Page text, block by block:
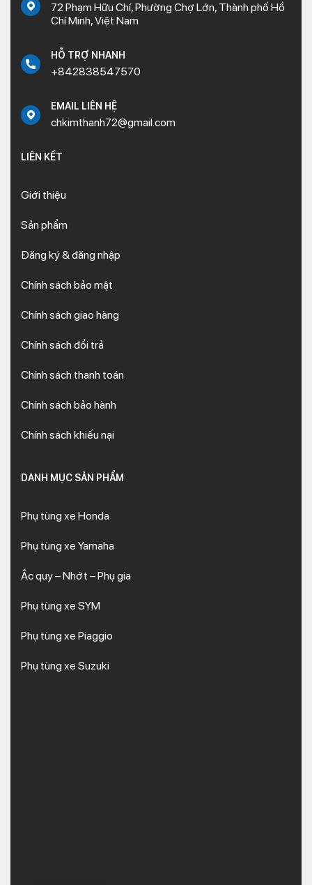
72 Phạm Hữu Chí, Phường Chợ Lớn, Thành phố Hồ
Chí Minh, Việt Nam
HỖ TRỢ NHANH
+842838547570
EMAIL LIÊN HỆ
chkimthanh72@gmail.com
LIÊN KẾT
Giới thiệu
Sản phẩm
Đăng ký & đăng nhập
Chính sách bảo mật
Chính sách giao hàng
Chính sách đổi trả
Chính sách thanh toán
Chính sách bảo hành
Chính sách khiếu nại
DANH MỤC SẢN PHẨM
Phụ tùng xe Honda
Phụ tùng xe Yamaha
Ắc quy – Nhớt – Phụ gia
Phụ tùng xe SYM
Phụ tùng xe Piaggio
Phụ tùng xe Suzuki